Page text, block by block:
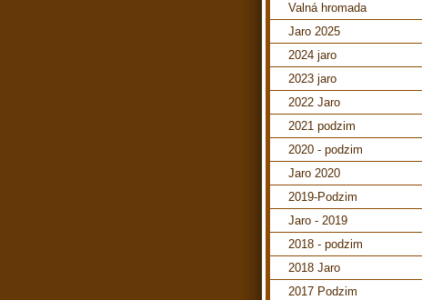
Valná hromada
Jaro 2025
2024 jaro
2023 jaro
2022 Jaro
2021 podzim
2020 - podzim
Jaro 2020
2019-Podzim
Jaro - 2019
2018 - podzim
2018 Jaro
2017 Podzim